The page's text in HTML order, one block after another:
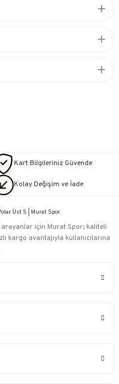
Kart Bilgileriniz Güvende
Kolay Değişim ve İade
için Murat Spor; kaliteli
kargo avantajıyla kullanıcılarına